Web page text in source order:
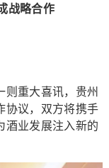
战略合作
重大喜讯，贵州
协议，双方将携手
酒业发展注入新的